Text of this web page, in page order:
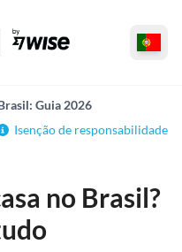
Guia 2026
Isenção de responsabilidade
no Brasil?